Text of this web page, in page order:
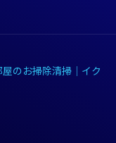
のお掃除清掃｜イク